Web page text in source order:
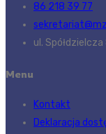
86 218 39 77
ul.
Menu
Kontakt
Deklaracja